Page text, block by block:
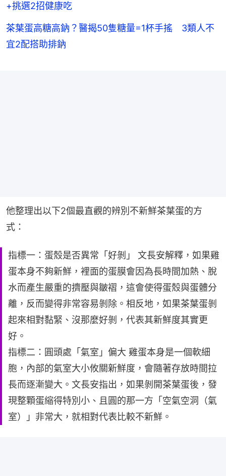
+挑選2招健康吃
茶葉蛋高糖高鈉？醫揭50隻糖量=1杯手搖 3類人不
宜2配搭助排鈉
他整理出以下2個最直觀的辨別不新鮮茶葉蛋的方
式：
指標一：蛋殼是否異常「好剝」 文長安解釋，如果雞
蛋本身不夠新鮮，裡面的蛋膜會因為長時間加熱、脫
水而產生嚴重的擠壓與皺褶，這會使得蛋殼與蛋體分
離，反而變得非常容易剝除。相反地，如果茶葉蛋剝
起來相對黏緊、沒那麼好剝，代表其新鮮度其實更
好。
指標二：圓頭處「氣室」偏大 雞蛋本身是一個軟細
胞，內部的氣室大小攸關新鮮度，會隨著存放時間拉
長而逐漸變大。文長安指出，如果剝開茶葉蛋後，發
現整顆蛋縮得特別小、且圓的那一方「空氣空洞（氣
室）」非常大，就相對代表比較不新鮮。